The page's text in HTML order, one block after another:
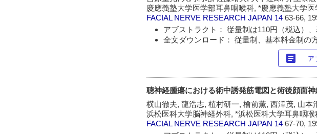
慶應義塾大学医学部耳鼻咽喉科, *慶應義塾大学
FACIAL NERVE RESEARCH JAPAN 1463-66,
アブストラクト： 従量制は110円（税込）
全文ダウンロード： 従量制、基本料金制の
article ア
聴神経腫瘍における術中誘発筋電図と術後顔面
横山徹夫, 龍浩志, 植村研一, 檜前薫, 西澤茂, 山本
浜松医科大学脳神経外科, *浜松医科大学耳鼻咽喉
FACIAL NERVE RESEARCH JAPAN 1467-70,